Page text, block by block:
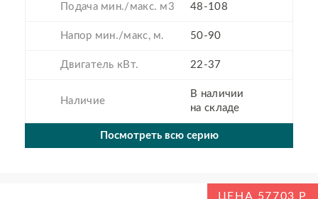
Подача мин./макс. м3 48-108
Напор мин./макс, м. 50-90
Двигатель кВт. 22-37
Наличие
В наличии
на складе
Посмотреть всю серию
ЦЕНА 57703